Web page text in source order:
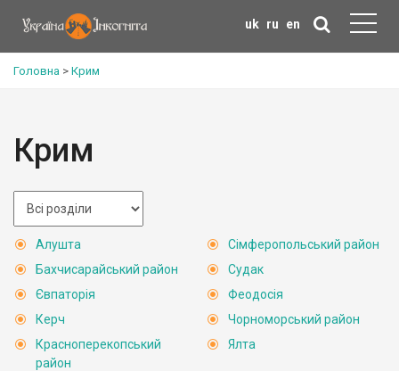
uk ru en
Головна > Крим
Крим
Алушта
Бахчисарайський район
Євпаторія
Керч
Красноперекопський
район
Сімферопольський район
Судак
Феодосія
Чорноморський район
Ялта